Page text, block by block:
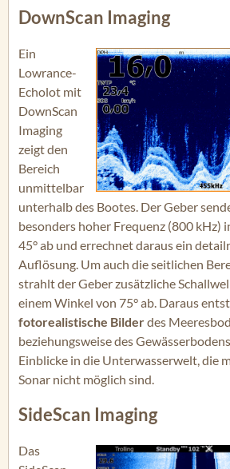
DownScan Imaging
Ein
Lowrance-
Echolot mit
DownScan
Imaging
zeigt den
Bereich
unmittelbar
unterhalb des Bootes. Der Geber
besonders hoher Frequenz (800 kHz)
45° ab und errechnet daraus ein
Auflösung. Um auch die seitlichen
strahlt der Geber zusätzliche
einem Winkel von 75° ab. Daraus
fotorealistische Bilderdes
beziehungsweise des
Einblicke in die Unterwasserwelt, die
Sonar nicht möglich sind.
SideScan Imaging
Das